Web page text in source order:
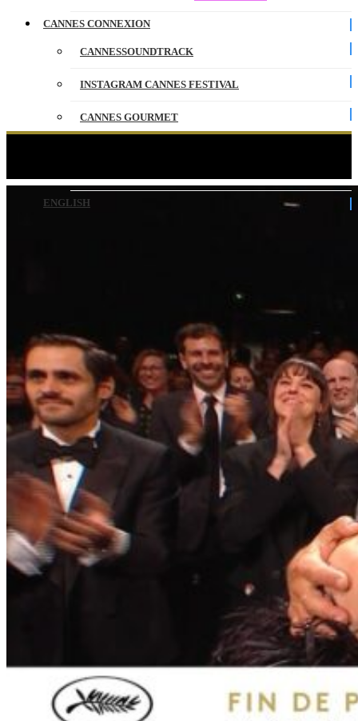
CANNES CONNEXION
CANNESSOUNDTRACK
INSTAGRAM CANNES FESTIVAL
CANNES GOURMET
ENGLISH